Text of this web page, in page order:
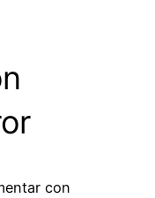
con